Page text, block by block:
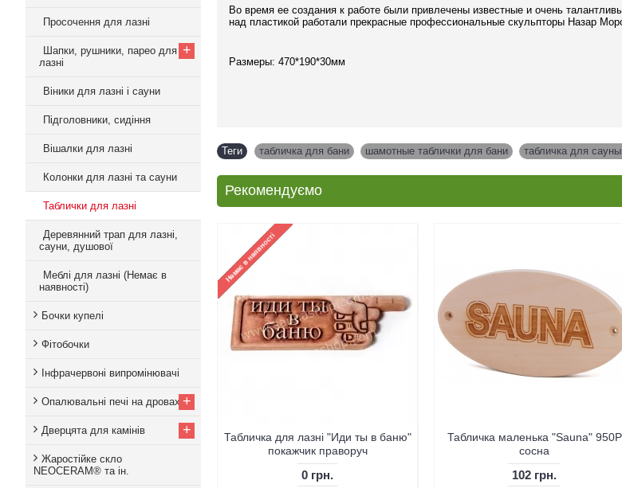
Просочення для лазні
Шапки, рушники, парео для
лазні
+
Віники для лазні і сауни
Підголовники, сидіння
Вішалки для лазні
Колонки для лазні та сауни
Таблички для лазні
Деревянний трап для лазні,
сауни, душової
Меблі для лазні (Немає в
наявності)
Бочки купелі
Фітобочки
Інфрачервоні випромінювачі
Опалювальні печі на дровах +
Дверцята для камінів +
Жаростійке скло
NEOCERAM® та ін.
Во время ее создания к работе были привлечены известные и очень
над пластикой работали прекрасные профессиональные скульпторы Назар
Размеры: 470*190*30мм
Теги табличка для бани шамотные таблички для бани табличка для
Рекомендуємо
Табличка для лазні "Иди ты в баню"
покажчик праворуч
0 грн.
Табличка маленька "Sauna" 950P
сосна
102 грн.